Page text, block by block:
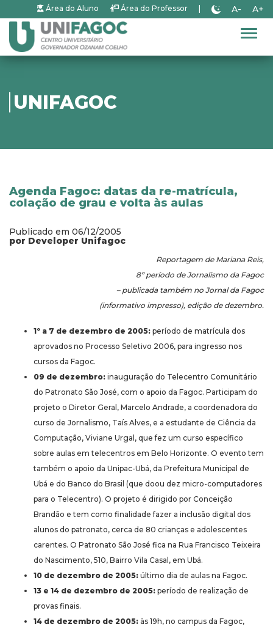
Área do Aluno Área do Professor A- A+
UNIFAGOC
Agenda Fagoc: datas da re-matrícula,
colação de grau e volta às aulas
Publicado em 06/12/2005
por Developer Unifagoc
Reportagem de Mariana Reis,
8º período de Jornalismo da Fagoc
– publicada também no Jornal da Fagoc
(informativo impresso), edição de dezembro.
1º a 7 de dezembro de 2005: período de matrícula dos
aprovados no Processo Seletivo 2006, para ingresso nos
cursos da Fagoc.
09 de dezembro: inauguração do Telecentro Comunitário
do Patronato São José, com o apoio da Fagoc. Participam do
projeto o Diretor Geral, Marcelo Andrade, a coordenadora do
curso de Jornalismo, Taís Alves, e a estudante de Ciência da
Computação, Viviane Urgal, que fez um curso específico
sobre aulas em telecentros em Belo Horizonte. O evento tem
também o apoio da Unipac-Ubá, da Prefeitura Municipal de
Ubá e do Banco do Brasil (que doou dez micro-computadores
para o Telecentro). O projeto é dirigido por Conceição
Brandão e tem como finalidade fazer a inclusão digital dos
alunos do patronato, cerca de 80 crianças e adolescentes
carentes. O Patronato São José fica na Rua Francisco Teixeira
do Nascimento, 510, Bairro Vila Casal, em Ubá.
10 de dezembro de 2005: último dia de aulas na Fagoc.
13 e 14 de dezembro de 2005: período de realização de
provas finais.
14 de dezembro de 2005: às 19h, no campus da Fagoc,